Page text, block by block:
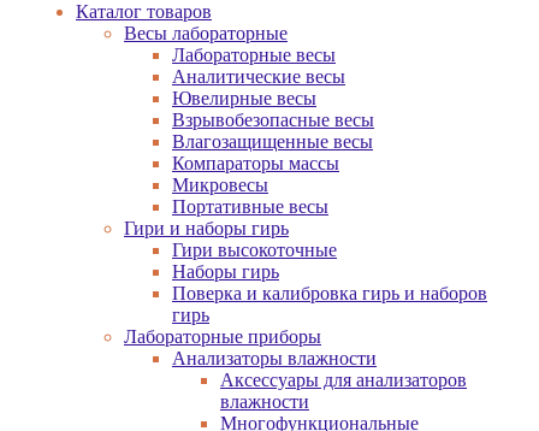
Каталог товаров
Весы лабораторные
Лабораторные весы
Аналитические весы
Ювелирные весы
Взрывобезопасные весы
Влагозащищенные весы
Компараторы массы
Микровесы
Портативные весы
Гири и наборы гирь
Гири высокоточные
Наборы гирь
Поверка и калибровка гирь и наборов
гирь
Лабораторные приборы
Анализаторы влажности
Аксессуары для анализаторов
влажности
Многофункциональные